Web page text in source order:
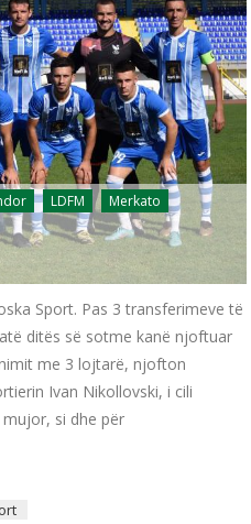
LDFM
Merkato
Sport. Pas 3 transferimeve të
ditës së sotme kanë njoftuar
me 3 lojtarë, njofton
Ivan Nikollovski, i cili
si dhe për